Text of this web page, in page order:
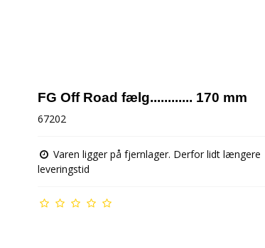
FG Off Road fælg............ 170 mm
67202
Varen ligger på fjernlager. Derfor lidt længere
leveringstid